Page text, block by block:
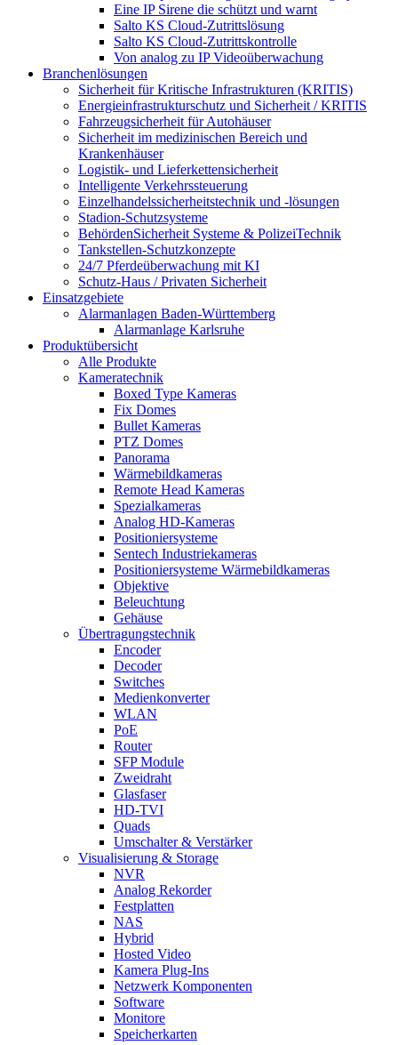
Eine IP Sirene die schützt und warnt
Salto KS Cloud-Zutrittslösung
Salto KS Cloud-Zutrittskontrolle
Von analog zu IP Videoüberwachung
Branchenlösungen
Sicherheit für Kritische Infrastrukturen (KRITIS)
Energieinfrastrukturschutz und Sicherheit / KRITIS
Fahrzeugsicherheit für Autohäuser
Sicherheit im medizinischen Bereich und
Krankenhäuser
Logistik- und Lieferkettensicherheit
Intelligente Verkehrssteuerung
Einzelhandelssicherheitstechnik und -lösungen
Stadion-Schutzsysteme
BehördenSicherheit Systeme & PolizeiTechnik
Tankstellen-Schutzkonzepte​
24/7 Pferdeüberwachung mit KI
Schutz-Haus / Privaten Sicherheit
Einsatzgebiete
Alarmanlagen Baden-Württemberg
Alarmanlage Karlsruhe
Produktübersicht
Alle Produkte
Kameratechnik
Boxed Type Kameras
Fix Domes
Bullet Kameras
PTZ Domes
Panorama
Wärmebildkameras
Remote Head Kameras
Spezialkameras
Analog HD-Kameras
Positioniersysteme
Sentech Industriekameras
Positioniersysteme Wärmebildkameras
Objektive
Beleuchtung
Gehäuse
Übertragungstechnik
Encoder
Decoder
Switches
Medienkonverter
WLAN
PoE
Router
SFP Module
Zweidraht
Glasfaser
HD-TVI
Quads
Umschalter & Verstärker
Visualisierung & Storage
NVR
Analog Rekorder
Festplatten
NAS
Hybrid
Hosted Video
Kamera Plug-Ins
Netzwerk Komponenten
Software
Monitore
Speicherkarten